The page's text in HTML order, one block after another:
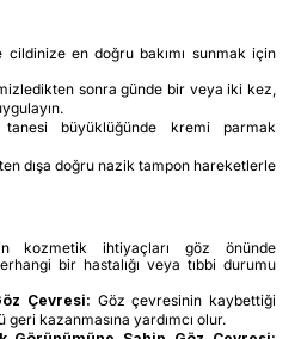
en doğru bakımı sunmak için
sonra günde bir veya iki kez,
büyüklüğünde kremi parmak
dışa doğru nazik tampon hareketlerle
kozmetik ihtiyaçları göz önünde
bir hastalığı veya tıbbi durumu
Çevresi: Göz çevresinin kaybettiği
kazanmasına yardımcı olur.